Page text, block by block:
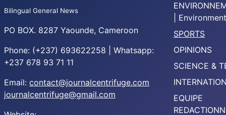
Bilingual General News
PO BOX. 8287 Yaounde, Cameroon
Phone: (+237) 693622258 | Whatsapp:
+237 678 93 71 11
Email: contact@journalcentrifuge.com
journalcentrifuge@gmail.com
| Environment
SPORTS
OPINIONS
SCIENCE &
EQUIPE